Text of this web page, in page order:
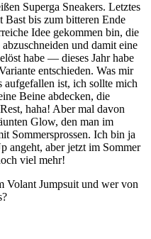
Superga Sneakers. Letztes
Bast bis zum bitteren Ende
Idee gekommen bin, die
und damit eine
habe — dieses Jahr habe
entschieden. Was mir
aufgefallen ist, ich sollte mich
Beine abdecken, die
haha! Aber mal davon
Glow, den man im
Sommersprossen. Ich bin ja
angeht, aber jetzt im Sommer
viel mehr!
Volant Jumpsuit und wer von